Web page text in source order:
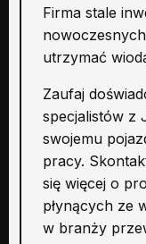
Firma stale
utrzymać
Zaufaj
specjalistów z
swojemu
pracy.
się więcej o
płynących ze
w branży